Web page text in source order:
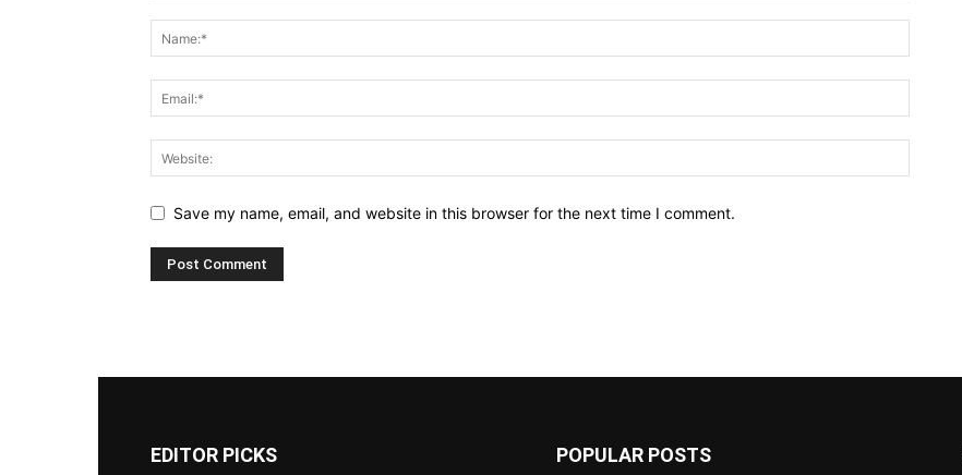
Save my name, email, and website in this browser for the next time I comment.
EDITOR PICKS POPULAR POSTS